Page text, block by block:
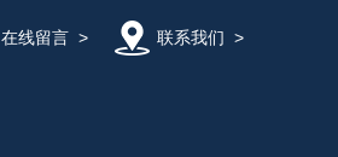
在线留言> 联系我们 >